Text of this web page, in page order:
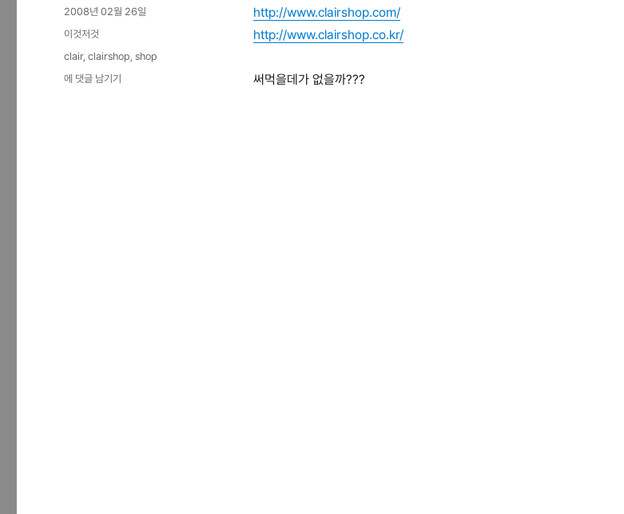
http://www.clairshop.com/
http://www.clairshop.co.kr/
써먹을데가 없을까???
작
성
자
2008년 02월 26일
카
테
리
이것저것
태
그
clair,clairshop,shop
www.clairshop.com
에 댓글 남기기